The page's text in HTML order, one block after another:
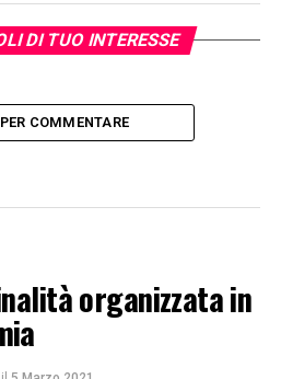
DI TUO INTERESSE
COMMENTARE
organizzata in